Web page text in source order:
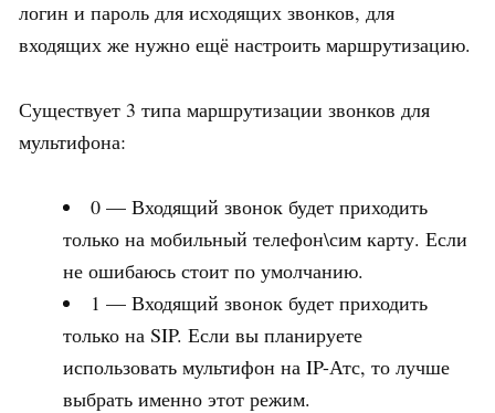
логин и пароль для исходящих звонков, для
входящих же нужно ещё настроить маршрутизацию.
Существует 3 типа маршрутизации звонков для
мультифона:
0 — Входящий звонок будет приходить
только на мобильный телефон\сим карту. Если
не ошибаюсь стоит по умолчанию.
1 — Входящий звонок будет приходить
только на SIP. Если вы планируете
использовать мультифон на IP-Атс, то лучше
выбрать именно этот режим.